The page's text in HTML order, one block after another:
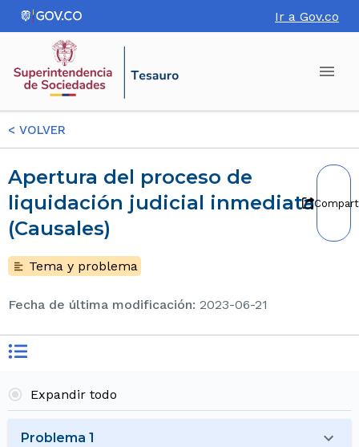
Ir a Gov.co
< VOLVER
Apertura del proceso de
liquidación judicial inmediata
(Causales)
Tema y problema
Fecha de última modificación: 2023-06-21
Expandir todo
Problema 1